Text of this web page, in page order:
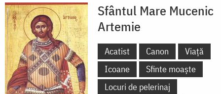
Sfântul Mare Mucenic
Artemie
Acatist Canon
Viață
Icoane
Sfinte moaște
Locuri de pelerinaj